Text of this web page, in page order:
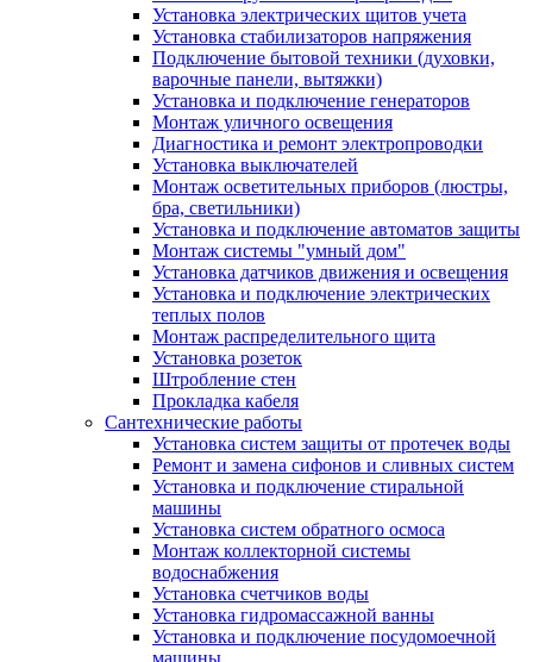
Установка электрических щитов учета
Установка стабилизаторов напряжения
Подключение бытовой техники (духовки,
варочные панели, вытяжки)
Установка и подключение генераторов
Монтаж уличного освещения
Диагностика и ремонт электропроводки
Установка выключателей
Монтаж осветительных приборов (люстры,
бра, светильники)
Установка и подключение автоматов защиты
Монтаж системы "умный дом"
Установка датчиков движения и освещения
Установка и подключение электрических
теплых полов
Монтаж распределительного щита
Установка розеток
Штробление стен
Прокладка кабеля
Сантехнические работы
Установка систем защиты от протечек воды
Ремонт и замена сифонов и сливных систем
Установка и подключение стиральной
машины
Установка систем обратного осмоса
Монтаж коллекторной системы
водоснабжения
Установка счетчиков воды
Установка гидромассажной ванны
Установка и подключение посудомоечной
машины